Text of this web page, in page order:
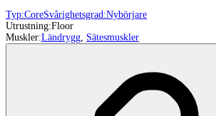
Typ:CoreSvårighetsgrad:Nybörjare
Utrustning:Floor
Muskler:Ländrygg, Sätesmuskler